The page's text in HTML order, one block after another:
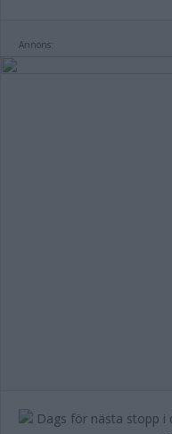
Annons: